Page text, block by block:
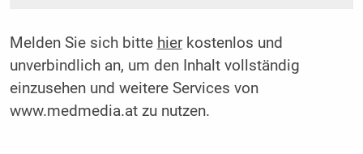
Melden Sie sich bitte hierkostenlos und
unverbindlich an, um den Inhalt vollständig
einzusehen und weitere Services von
www.medmedia.at zu nutzen.